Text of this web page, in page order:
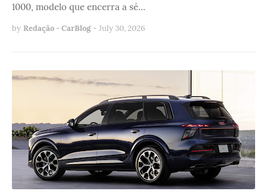
1000, modelo que encerra a sé…
by Redação - CarBlog - July 30, 2026